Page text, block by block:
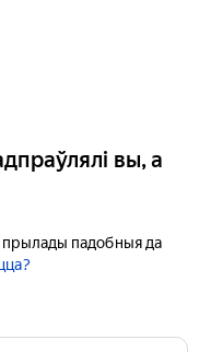
вы, а
прылады падобныя да